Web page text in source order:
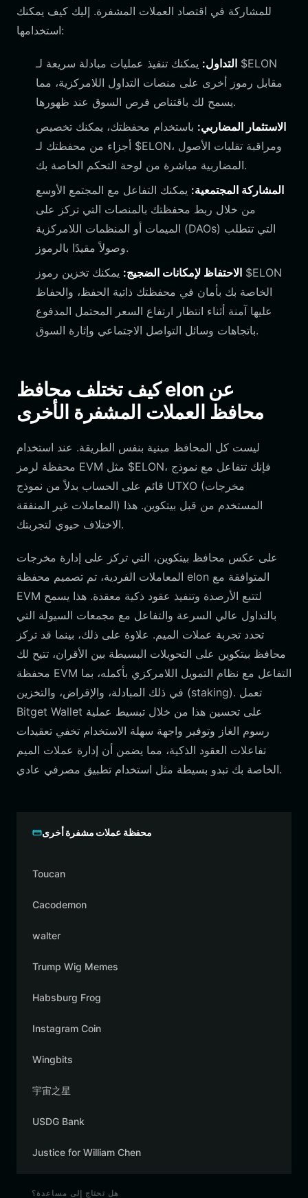
للمشاركة في اقتصاد العملات المشفرة. إليك كيف يمكنك
استخدامها:
التداول: يمكنك تنفيذ عمليات مبادلة سريعة لـ $ELON
مقابل رموز أخرى على منصات التداول اللامركزية، مما
يسمح لك باقتناص فرص السوق عند ظهورها.
الاستثمار المضاربي: باستخدام محفظتك، يمكنك تخصيص
أجزاء من محفظتك لـ $ELON، ومراقبة تقلبات الأصول
المضاربية مباشرة من لوحة التحكم الخاصة بك.
المشاركة المجتمعية: يمكنك التفاعل مع المجتمع الأوسع
من خلال ربط محفظتك بالمنصات التي تركز على
الميمات أو المنظمات اللامركزية (DAOs) التي تتطلب
وصولاً مقيدًا بالرموز.
الاحتفاظ لإمكانات الضجيج: يمكنك تخزين رموز $ELON
الخاصة بك بأمان في محفظتك ذاتية الحفظ، والحفاظ
عليها آمنة أثناء انتظار ارتفاع السعر المحتمل المدفوع
باتجاهات وسائل التواصل الاجتماعي وإثارة السوق.
كيف تختلف محافظ elon عن
محافظ العملات المشفرة الأخرى
ليست كل المحافظ مبنية بنفس الطريقة. عند استخدام
محفظة لرمز EVM مثل $ELON، فإنك تتفاعل مع نموذج
قائم على الحساب بدلاً من نموذج UTXO (مخرجات
المعاملات غير المنفقة) المستخدم من قبل بيتكوين. هذا
الاختلاف حيوي لتجربتك.
على عكس محافظ بيتكوين، التي تركز على إدارة مخرجات
المعاملات الفردية، تم تصميم محفظة elon المتوافقة مع
EVM لتتبع الأرصدة وتنفيذ عقود ذكية معقدة. هذا يسمح
بالتداول عالي السرعة والتفاعل مع مجمعات السيولة التي
تحدد تجربة عملات الميم. علاوة على ذلك، بينما قد تركز
محافظ بيتكوين على التحويلات البسيطة بين الأقران، تتيح لك
محفظة EVM التفاعل مع نظام التمويل اللامركزي بأكمله، بما
في ذلك المبادلة، والإقراض، والتخزين (staking). تعمل
Bitget Wallet على تحسين هذا من خلال تبسيط عملية
رسوم الغاز وتوفير واجهة سهلة الاستخدام تخفي تعقيدات
تفاعلات العقود الذكية، مما يضمن أن إدارة عملات الميم
الخاصة بك تبدو بسيطة مثل استخدام تطبيق مصرفي عادي.
محفظة عملات مشفرة أخرى
Toucan
Cacodemon
walter
Trump Wig Memes
Habsburg Frog
Instagram Coin
Wingbits
宇宙之星
USDG Bank
Justice for William Chen
هل تحتاج إلى مساعدة؟